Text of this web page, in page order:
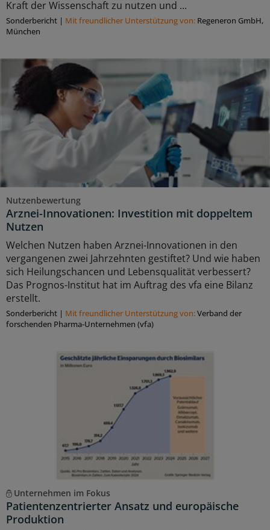
Kraft der Wissenschaft zu nutzen und ...
Sonderbericht | Mit freundlicher Unterstützung von: Regeneron GmbH,
München
Nutzenbewertung
Arznei-Innovationen: Investition mit doppeltem
Nutzen
Welchen Nutzen haben Arznei-Innovationen in den
vergangenen zwei Jahrzehnten gestiftet? Und wie haben
sich Heilungschancen und Lebensqualität verbessert?
Das Prognos-Institut hat im Auftrag des vfa eine Bilanz
erstellt.
Sonderbericht | Mit freundlicher Unterstützung von:Verband der
forschenden Pharma-Unternehmen (vfa)
Unternehmen im Fokus
Patientenzentrierter Ansatz und europäische
Produktion